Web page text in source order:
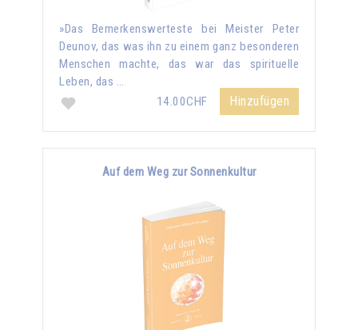
»Das Bemerkenswerteste bei Meister Peter
Deunov, das was ihn zu einem ganz besonderen
Menschen machte, das war das spirituelle
Leben, das …
14.00CHF
Hinzufügen
Auf dem Weg zur Sonnenkultur